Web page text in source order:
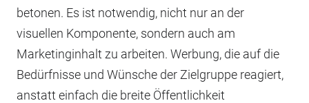
betonen. Es ist notwendig, nicht nur an der
visuellen Komponente, sondern auch am
Marketinginhalt zu arbeiten. Werbung, die auf die
Bedürfnisse und Wünsche der Zielgruppe reagiert,
anstatt einfach die breite Öffentlichkeit